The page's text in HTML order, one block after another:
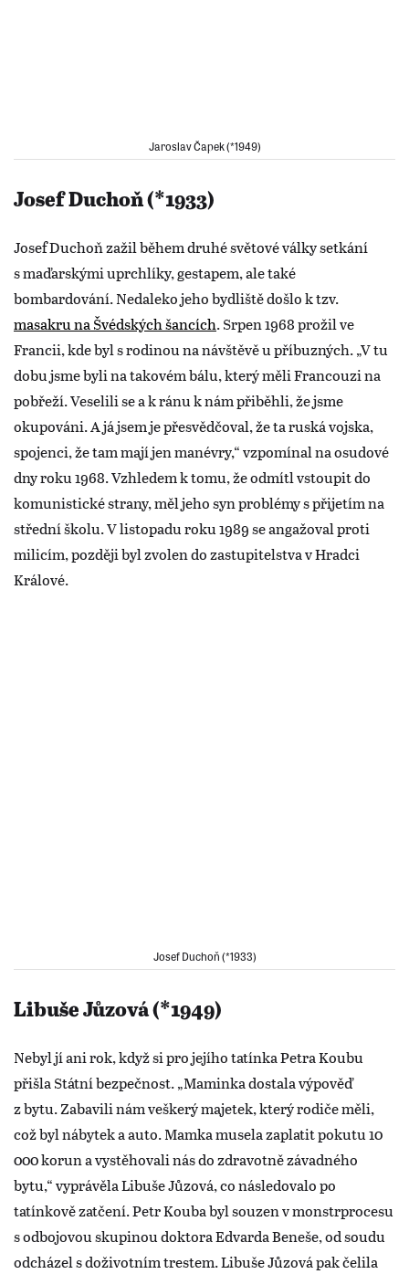
Jaroslav Čapek (*1949)
Josef Duchoň (*1933)
Josef Duchoň zažil během druhé světové války setkání
s maďarskými uprchlíky, gestapem, ale také
bombardování. Nedaleko jeho bydliště došlo k tzv.
masakru na Švédských šancích. Srpen 1968 prožil ve
Francii, kde byl s rodinou na návštěvě u příbuzných. „V tu
dobu jsme byli na takovém bálu, který měli Francouzi na
pobřeží. Veselili se a k ránu k nám přiběhli, že jsme
okupováni. A já jsem je přesvědčoval, že ta ruská vojska,
spojenci, že tam mají jen manévry,“ vzpomínal na osudové
dny roku 1968. Vzhledem k tomu, že odmítl vstoupit do
komunistické strany, měl jeho syn problémy s přijetím na
střední školu. V listopadu roku 1989 se angažoval proti
milicím, později byl zvolen do zastupitelstva v Hradci
Králové.
Josef Duchoň (*1933)
Libuše Jůzová (*1949)
Nebyl jí ani rok, když si pro jejího tatínka Petra Koubu
přišla Státní bezpečnost. „Maminka dostala výpověď
z bytu. Zabavili nám veškerý majetek, který rodiče měli,
což byl nábytek a auto. Mamka musela zaplatit pokutu 10
000 korun a vystěhovali nás do zdravotně závadného
bytu,“ vyprávěla Libuše Jůzová, co následovalo po
tatínkově zatčení. Petr Kouba byl souzen v monstrprocesu
s odbojovou skupinou doktora Edvarda Beneše, od soudu
odcházel s doživotním trestem. Libuše Jůzová pak čelila